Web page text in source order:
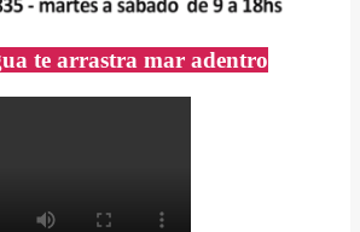
te arrastra mar adentro